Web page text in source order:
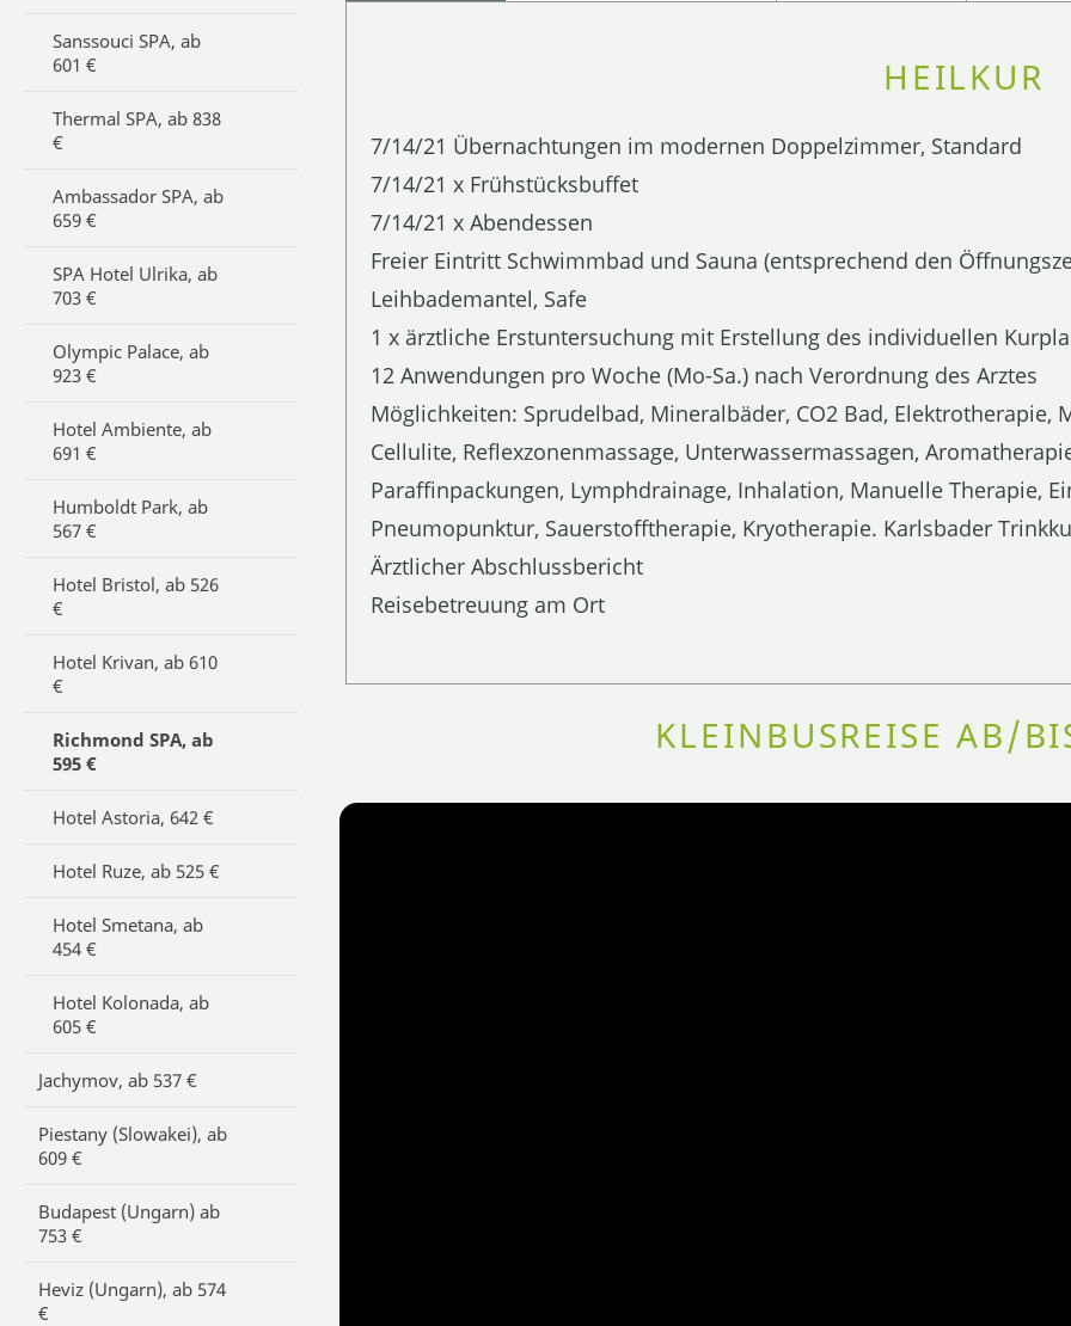
Sanssouci SPA, ab
601 €
Thermal SPA, ab 838
€
Ambassador SPA, ab
659 €
SPA Hotel Ulrika, ab
703 €
Olympic Palace, ab
923 €
Hotel Ambiente, ab
691 €
Humboldt Park, ab
567 €
Hotel Bristol, ab 526
€
Hotel Krivan, ab 610
€
Richmond SPA, ab
595 €
Hotel Astoria, 642 €
Hotel Ruze, ab 525 €
Hotel Smetana, ab
454 €
Hotel Kolonada, ab
605 €
Jachymov, ab 537 €
Piestany (Slowakei), ab
609 €
Budapest (Ungarn) ab
753 €
Heviz (Ungarn), ab 574
€
HEILKUR
7/14/21 Übernachtungen im modernen Doppelzimmer, Standard
7/14/21 x Frühstücksbuffet
7/14/21 x Abendessen
Freier Eintritt Schwimmbad und Sauna (entsprechend den
Leihbademantel, Safe
1 x ärztliche Erstuntersuchung mit Erstellung des individuellen
12 Anwendungen pro Woche (Mo-Sa.) nach Verordnung des Arztes
Möglichkeiten: Sprudelbad, Mineralbäder, CO2 Bad, Elektrotherapie,
Cellulite, Reflexzonenmassage, Unterwassermassagen,
Paraffinpackungen, Lymphdrainage, Inhalation, Manuelle Therapie,
Pneumopunktur, Sauerstofftherapie, Kryotherapie. Karlsbader
Ärztlicher Abschlussbericht
Reisebetreuung am Ort
KLEINBUSREISE AB/